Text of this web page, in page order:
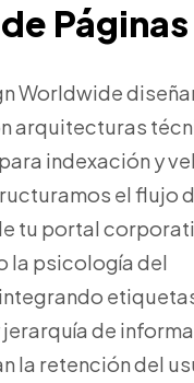
Worldwide
arquitecturas
indexación y
el flujo
tu portal
la psicología del
de
la retención del